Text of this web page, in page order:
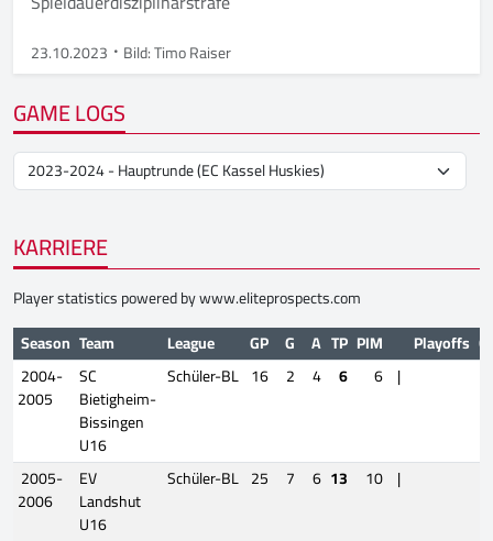
23.10.2023 Bild: Timo Raiser
GAME LOGS
KARRIERE
Player statistics powered bywww.eliteprospects.com
Season Team League GP G A TP PIM Playoffs
2004-
2005
SC
Bietigheim-
Bissingen
U16
Schüler-BL 16 2 4 6 6 |
2005-
2006
EV
Landshut
U16
Schüler-BL 25 7 6 13 10 |